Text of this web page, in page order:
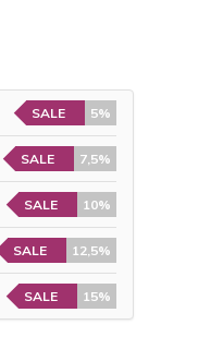
SALE 5%
SALE 7,5%
SALE 10%
SALE 12,5%
SALE 15%